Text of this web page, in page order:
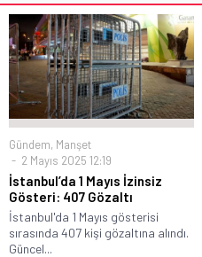
Gündem, Manşet
2 Mayıs 2025 12:19
İstanbul’da 1 Mayıs İzinsiz
Gösteri: 407 Gözaltı
İstanbul'da 1 Mayıs gösterisi
sırasında 407 kişi gözaltına alındı.
Güncel...